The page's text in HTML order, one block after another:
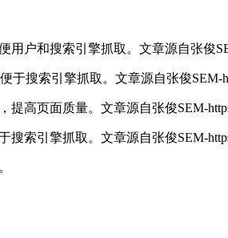
用户和搜索引擎抓取。 文章源自张俊
于搜索引擎抓取。 文章源自张俊SEM-
提高页面质量。 文章源自张俊SEM-
搜索引擎抓取。 文章源自张俊SEM-